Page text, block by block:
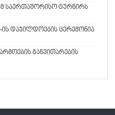
საერთაშორისო ტურნირს
ის დაჯილდოების ცერემონია
განვითარების